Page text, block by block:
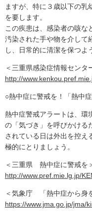
ますが、特に３歳以下の
を要します。
この疾患は、感染者の咳な
汚染された手や物を介して
し、日常的に清潔を保つよ
＜三重県感染症情報センタ
http://
○熱中症に警戒を！「熱中
熱中症警戒アラートは、環
の「気づき」を呼びかける
されている日は外出を控え
極的にとりましょう。
＜三重県 熱中症に警戒を
http://www.pref.mie.lg.jp/
＜気象庁 「熱中症から身
https://www.jma.go.jp/jma/